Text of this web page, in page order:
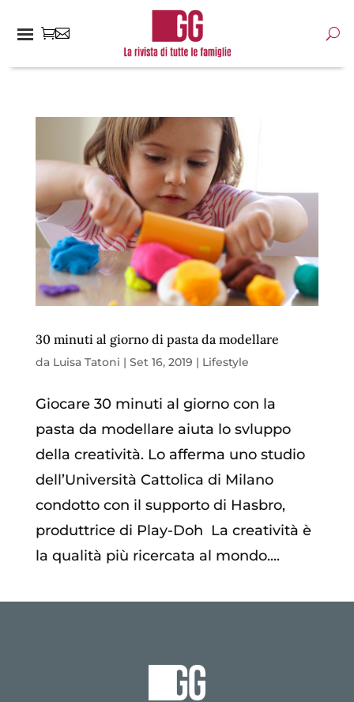
30 minuti al giorno di pasta da modellare
da Luisa Tatoni | Set 16, 2019 | Lifestyle
Giocare 30 minuti al giorno con la
pasta da modellare aiuta lo svluppo
della creatività. Lo afferma uno studio
dell’Università Cattolica di Milano
condotto con il supporto di Hasbro,
produttrice di Play-Doh La creatività è
la qualità più ricercata al mondo....